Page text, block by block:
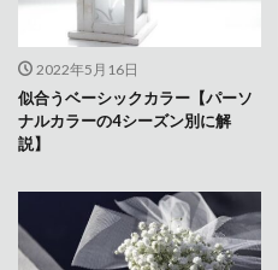
2022年5月16日
似合うベーシックカラー【パーソ
ナルカラーの4シーズン別に解
説】